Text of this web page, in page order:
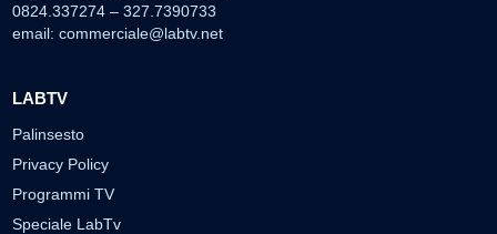
0824.337274 – 327.7390733
email: commerciale@labtv.net
LABTV
Palinsesto
Privacy Policy
Programmi TV
Speciale LabTv